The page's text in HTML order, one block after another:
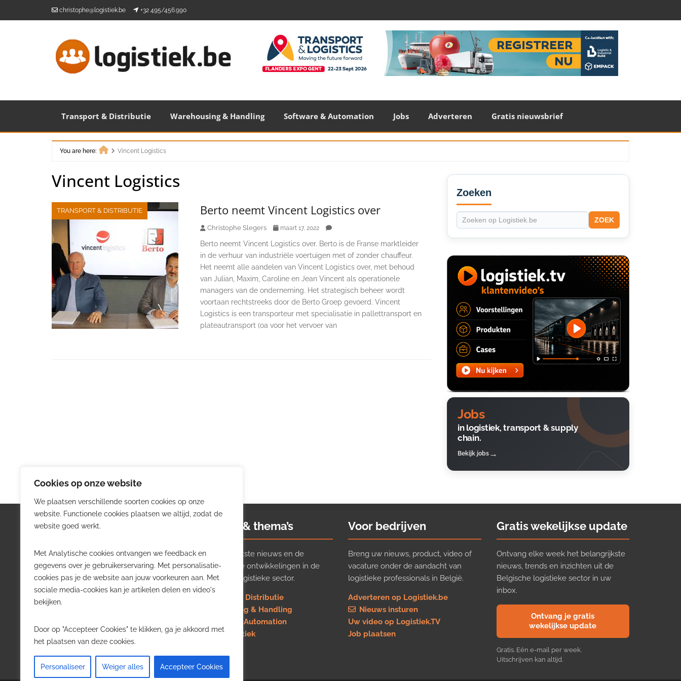
Cookies op onze website
We plaatsen verschillende soorten cookies op onze
website. Functionele cookies plaatsen we altijd, zodat de
website goed werkt.
Met Analytische cookies ontvangen we feedback en
gegevens over je gebruikerservaring. Met personalisatie-
cookies pas je de website aan jouw voorkeuren aan. Met
sociale media-cookies kan je artikelen delen en video's
bekijken.
Door op "Accepteer Cookies" te klikken, ga je akkoord met
het plaatsen van deze cookies.
Personaliseer Weiger alles Accepteer Cookies
christophe@logistiek.be +32 495/456.990
Transport & Distributie Warehousing & Handling Software & Automation Jobs Adverteren Gratis nieuwsbrief
You are here:
Vincent Logistics
Vincent Logistics
TRANSPORT & DISTRIBUTIE Berto neemt Vincent Logistics over
Christophe Slegers maart 17, 2022
Berto neemt Vincent Logistics over. Berto is de Franse marktleider
in de verhuur van industriële voertuigen met of zonder chauffeur.
Het neemt alle aandelen van Vincent Logistics over, met behoud
van Julian, Maxim, Caroline en Jean Vincent als operationele
managers van de onderneming. Het strategisch beheer wordt
voortaan rechtstreeks door de Berto Groep gevoerd. Vincent
Logistics is een transporteur met specialisatie in pallettransport en
plateautransport (oa voor het vervoer van
Secondary
Sidebar
Zoeken
ZOEK
Jobs
in logistiek, transport & supply
chain.
Bekijk jobs
Logistiek.be
Logistiek.be brengt dagelijks nieuws,
trends en praktijkverhalen over
transport, warehousing, supply chain
en automatisering in België.
willen volgen.
Nieuws & thema’s
Volg het laatste nieuws en de
belangrijkste ontwikkelingen in de
Belgische logistieke sector.
Transport & Distributie
Warehousing & Handling
Software & Automation
Job in logistiek
Voor bedrijven
Breng uw nieuws, product, video of
vacature onder de aandacht van
logistieke professionals in België.
Adverteren op Logistiek.be
Nieuws insturen
Uw video op Logistiek.TV
Job plaatsen
Gratis wekelijkse update
Ontvang elke week het belangrijkste
nieuws, trends en inzichten uit de
Belgische logistieke sector in uw
inbox.
Ontvang je gratis
wekelijkse update
Gratis. Eén e-mail per week.
Uitschrijven kan altijd.